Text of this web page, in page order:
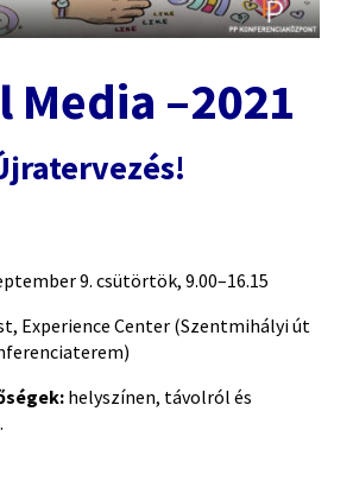
Media –2021
9. csütörtök, 9.00–16.15
Experience Center (Szentmihályi út
helyszínen, távolról és